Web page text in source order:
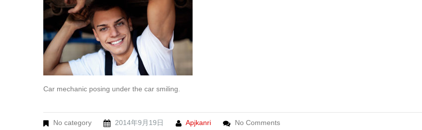
Car mechanic posing under the car smiling.
No category 2014年9月19日 Apjkanri No Comments